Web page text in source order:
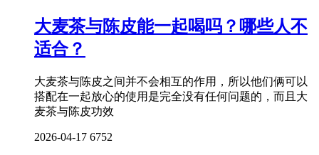
大麦茶与陈皮能一起喝吗？哪些人不
适合？
大麦茶与陈皮之间并不会相互的作用，所以他们俩可以
搭配在一起放心的使用是完全没有任何问题的，而且大
麦茶与陈皮功效
2026-04-17 6752